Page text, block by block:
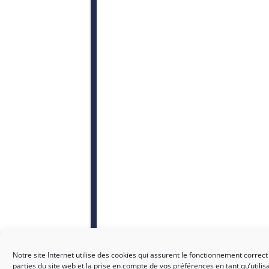
Notre site Internet utilise des cookies qui assurent le fonctionnement
parties du site web et la prise en compte de vos préférences en tant